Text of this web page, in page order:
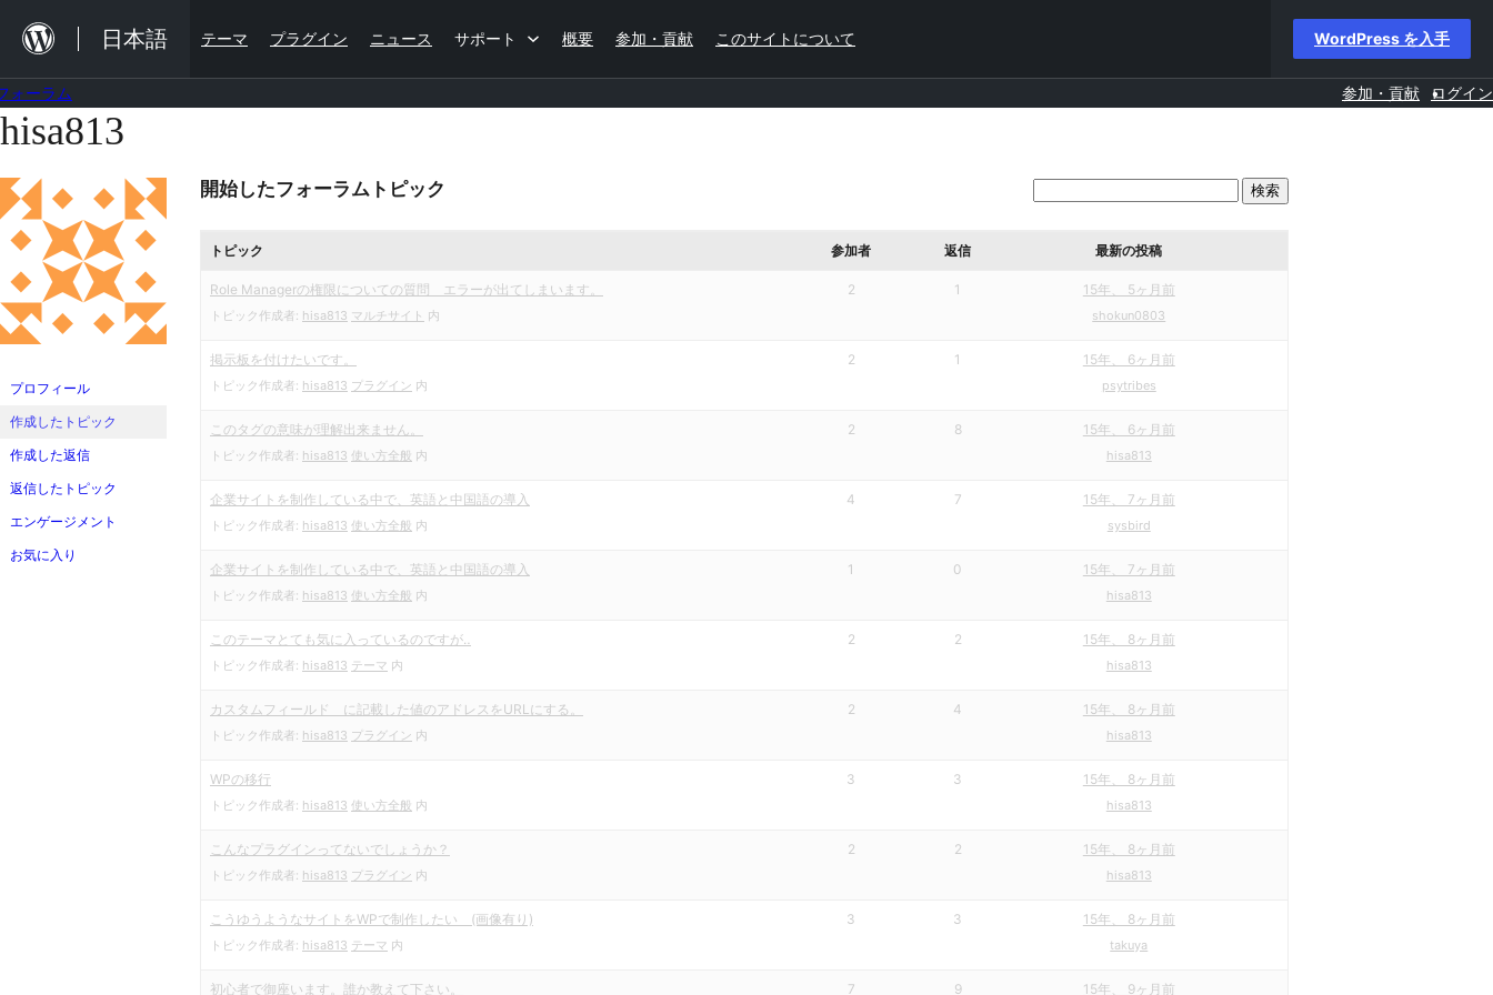
を
ス
キ
ッ
プ
日本語 テーマ プラグイン ニュース サポート 概要 参加・貢献 このサイトについて WordPress を入手
ォーラム 参加・貢献 ログイン
コ
テ
ン
へ
ス
ッ
プ
hisa813
プロフィール
作成したトピック
作成した返信
返信したトピック
エンゲージメント
お気に入り
開始したフォーラムトピック
トピック 参加者 返信 最新の投稿
Role Managerの権限についての質問 エラーが出てしまいます。
トピック作成者: hisa813 マルチサイト 内
2 1 15年、 5ヶ月前
shokun0803
掲示板を付けたいです。
トピック作成者: hisa813 プラグイン 内
2 1 15年、 6ヶ月前
psytribes
このタグの意味が理解出来ません。
トピック作成者: hisa813 使い方全般 内
2 8 15年、 6ヶ月前
hisa813
企業サイトを制作している中で、英語と中国語の導入
トピック作成者: hisa813 使い方全般 内
4 7 15年、 7ヶ月前
sysbird
企業サイトを制作している中で、英語と中国語の導入
トピック作成者: hisa813 使い方全般 内
1 0 15年、 7ヶ月前
hisa813
このテーマとても気に入っているのですが‥
トピック作成者: hisa813 テーマ 内
2 2 15年、 8ヶ月前
hisa813
カスタムフィールド に記載した値のアドレスをURLにする。
トピック作成者: hisa813 プラグイン 内
2 4 15年、 8ヶ月前
hisa813
WPの移行
トピック作成者: hisa813 使い方全般 内
3 3 15年、 8ヶ月前
hisa813
こんなプラグインってないでしょうか？
トピック作成者: hisa813 プラグイン 内
2 2 15年、 8ヶ月前
hisa813
こうゆうようなサイトをWPで制作したい (画像有り)
トピック作成者: hisa813 テーマ 内
3 3 15年、 8ヶ月前
takuya
初心者で御座います。誰か教えて下さい。 7 9 15年、 9ヶ月前